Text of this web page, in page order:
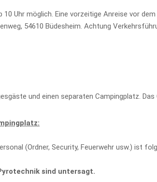
10 Uhr möglich. Eine vorzeitige Anreise vor
54610 Büdesheim. Achtung
und einen separaten Campingplatz.
(Ordner, Security, Feuerwehr usw.) ist
sind untersagt.